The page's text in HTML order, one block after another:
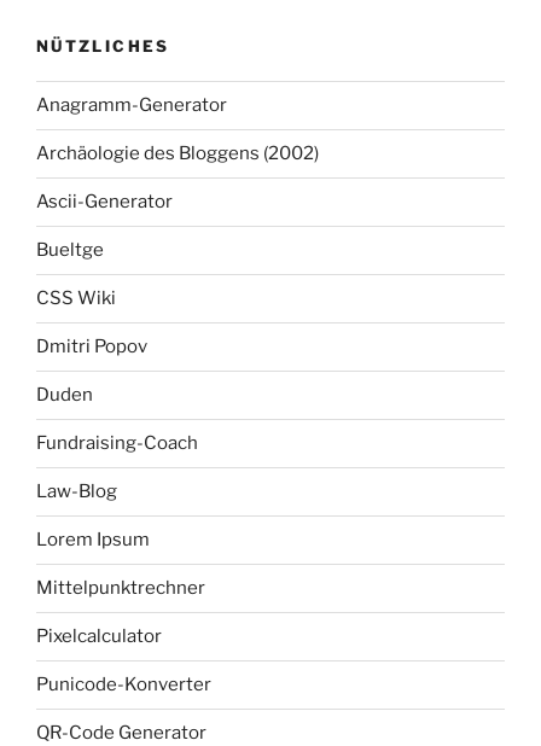
NÜTZLICHES
Anagramm-Generator
Archäologie des Bloggens (2002)
Ascii-Generator
Bueltge
CSS Wiki
Dmitri Popov
Duden
Fundraising-Coach
Law-Blog
Lorem Ipsum
Mittelpunktrechner
Pixelcalculator
Punicode-Konverter
QR-Code Generator